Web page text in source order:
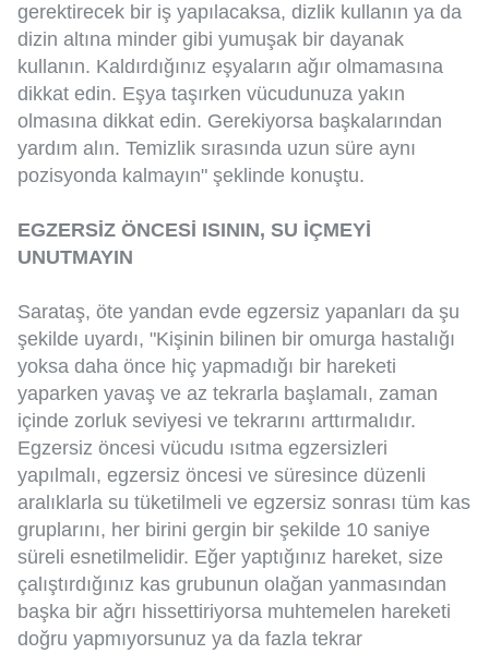
gerektirecek bir iş yapılacaksa, dizlik kullanın ya da
dizin altına minder gibi yumuşak bir dayanak
kullanın. Kaldırdığınız eşyaların ağır olmamasına
dikkat edin. Eşya taşırken vücudunuza yakın
olmasına dikkat edin. Gerekiyorsa başkalarından
yardım alın. Temizlik sırasında uzun süre aynı
pozisyonda kalmayın" şeklinde konuştu.
EGZERSİZ ÖNCESİ ISININ, SU İÇMEYİ
UNUTMAYIN
Sarataş, öte yandan evde egzersiz yapanları da şu
şekilde uyardı, "Kişinin bilinen bir omurga hastalığı
yoksa daha önce hiç yapmadığı bir hareketi
yaparken yavaş ve az tekrarla başlamalı, zaman
içinde zorluk seviyesi ve tekrarını arttırmalıdır.
Egzersiz öncesi vücudu ısıtma egzersizleri
yapılmalı, egzersiz öncesi ve süresince düzenli
aralıklarla su tüketilmeli ve egzersiz sonrası tüm kas
gruplarını, her birini gergin bir şekilde 10 saniye
süreli esnetilmelidir. Eğer yaptığınız hareket, size
çalıştırdığınız kas grubunun olağan yanmasından
başka bir ağrı hissettiriyorsa muhtemelen hareketi
doğru yapmıyorsunuz ya da fazla tekrar